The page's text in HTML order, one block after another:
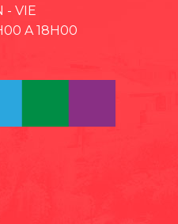
- VIE
A 18H00